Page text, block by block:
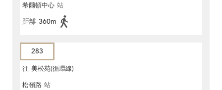
希爾頓中心 站
距離 360m
283
往 美松苑(循環線)
松嶺路 站